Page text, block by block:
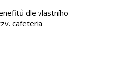
dle vlastního
cafeteria